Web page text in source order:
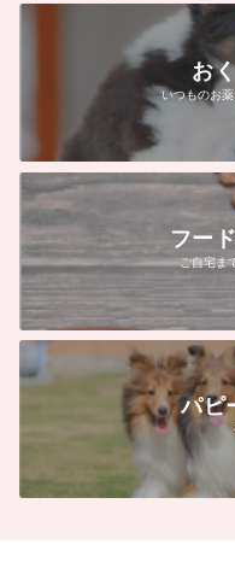
お
いつものお
フー
ご自宅ま
パピ